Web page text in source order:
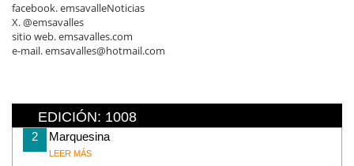
facebook. emsavalleNoticias
X. @emsavalles
sitio web. emsavalles.com
e-mail. emsavalles@hotmail.com
EDICIÓN: 1008
2 Marquesina
LEER MÁS